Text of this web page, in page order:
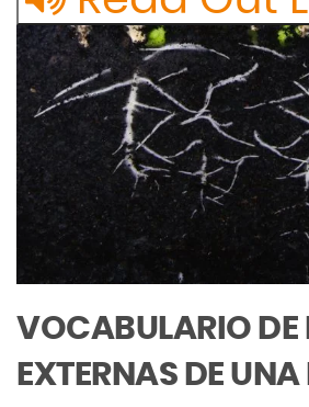
VOCABULARIO DE
EXTERNAS DE